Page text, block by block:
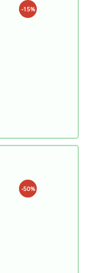
-15%
-50%